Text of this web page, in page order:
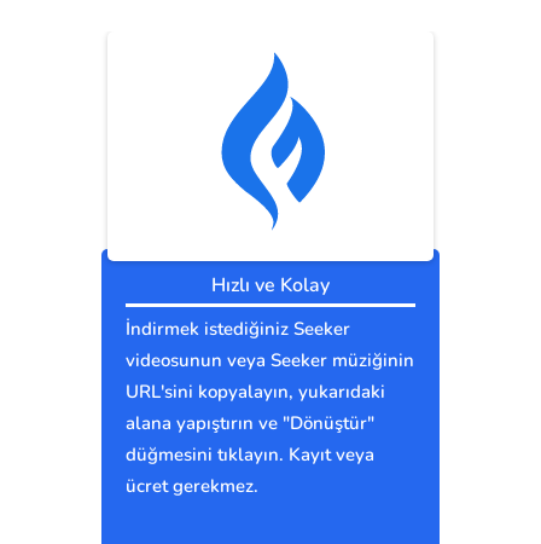
Hızlı ve Kolay
İndirmek istediğiniz Seeker
videosunun veya Seeker müziğinin
URL'sini kopyalayın, yukarıdaki
alana yapıştırın ve "Dönüştür"
düğmesini tıklayın. Kayıt veya
ücret gerekmez.